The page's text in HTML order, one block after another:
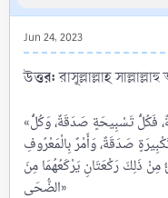
Jun 24, 2023
উত্তর:রাসূল্লাল্লাহ
«يُصْبِحُ عَلَى كُلِّ سُلَامَى مِنْ أَحَدِكُمْ صَدَقَةٌ، فَكُلُّ تَسْبِيحَةٍ صَدَقَةٌ، وَكُلُّ
صَدَقَةٌ، وَأَمْرٌ بِالْمَعْرُوفِ
ذَلِكَ رَكْعَتَانِ يَرْكَعُهُمَا مِنَ
الضُّحَى»